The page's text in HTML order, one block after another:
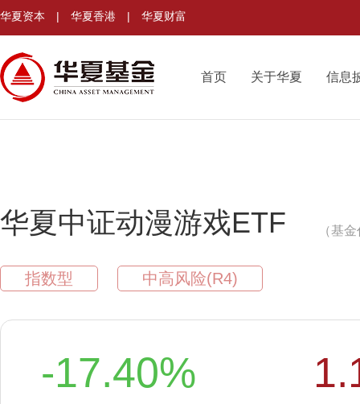
华夏资本 | 华夏香港 | 华夏财富
首页 关于华夏 信息
华夏中证动漫游戏ETF （基
指数型 中高风险(R4)
-17.40%